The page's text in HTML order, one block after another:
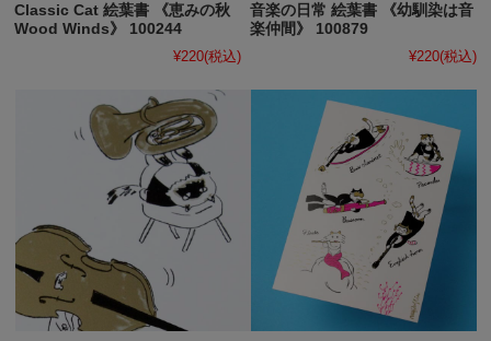
Classic Cat 絵葉書 《恵みの秋
Wood Winds》 100244
¥220(税込)
音楽の日常 絵葉書 《幼馴染は音
楽仲間》 100879
¥220(税込)